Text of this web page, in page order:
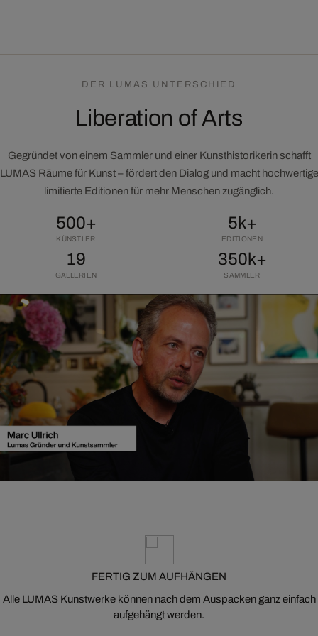
DER LUMAS UNTERSCHIED
Liberation of Arts
Gegründet von einem Sammler und einer Kunsthistorikerin schafft
LUMAS Räume für Kunst – fördert den Dialog und macht hochwertige
limitierte Editionen für mehr Menschen zugänglich.
500+
KÜNSTLER
5k+
EDITIONEN
19
GALLERIEN
350k+
SAMMLER
FERTIG ZUM AUFHÄNGEN
Alle LUMAS Kunstwerke können nach dem Auspacken ganz einfach
aufgehängt werden.